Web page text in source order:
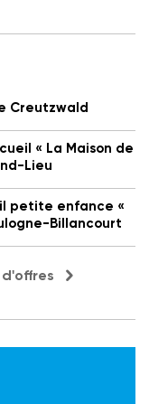
Creutzwald
« La Maison de
Lieu
petite enfance «
Billancourt